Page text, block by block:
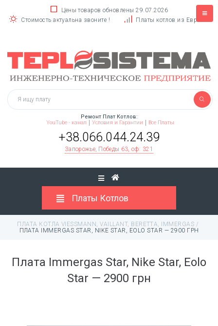
Цены товаров обновлены 29.07.2026
Стоимость актуальна звоните !
Платы котлов из Европы
Ремонт Плат Котлов:
YouTube - канал
Условия и Гарантии Все Платы
+38.066.044.24.39
Запорожье, Победы 63, оф: 321
Платы Котлов
ПЛАТА КОТЛА VIESSMANN, VAILLANT, BERETTA, IMMERGAS /
ПЛАТА IMMERGAS STAR, NIKE STAR, EOLO STAR — 2900 ГРН
Плата Immergas Star, Nike Star, Eolo
Star — 2900 грн